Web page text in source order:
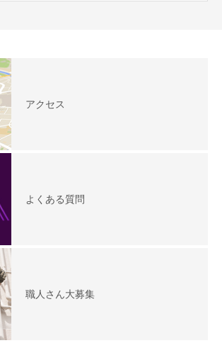
アクセス
よくある質問
職人さん大募集